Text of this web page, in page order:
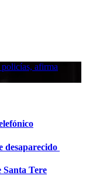
afirma
desaparecido
Santa Tere